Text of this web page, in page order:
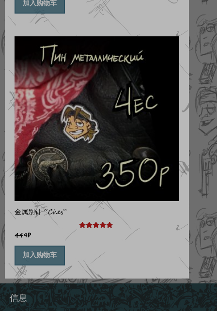
加入购物车
金属别针 “Ches”
449₽
加入购物车
信息